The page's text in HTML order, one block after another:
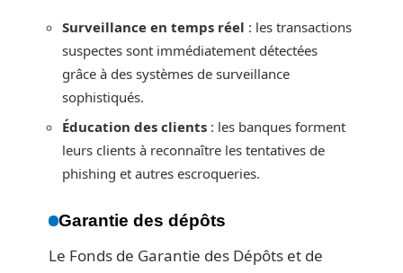
Surveillance en temps réel : les transactions
suspectes sont immédiatement détectées
grâce à des systèmes de surveillance
sophistiqués.
Éducation des clients : les banques forment
leurs clients à reconnaître les tentatives de
phishing et autres escroqueries.
Garantie des dépôts
Le Fonds de Garantie des Dépôts et de